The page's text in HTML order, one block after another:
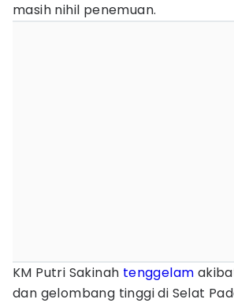
masih nihil penemuan.
KM Putri Sakinah tenggelam
dan gelombang tinggi di Selat